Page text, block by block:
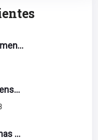
¿Por Qué Implementar La Metodología Inbound Marketing En Tu Empresa?
El Video. Indispensable En Tu Estrategia De Contenidos.
Diseño De Páginas Web. Esto Debe Tener Un Sitio Exitoso.